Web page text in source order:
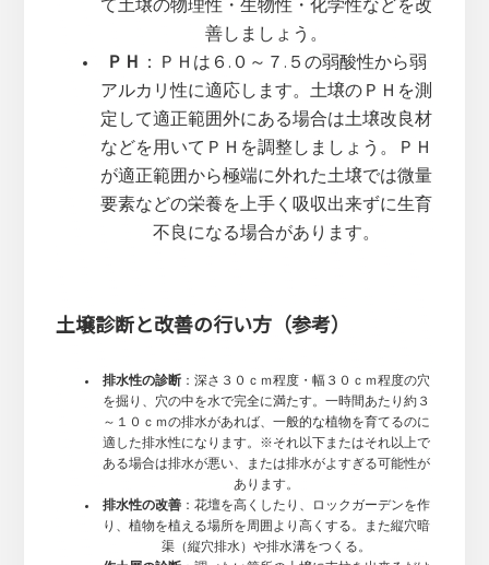
て土壌の物理性・生物性・化学性などを改
善しましょう。
ＰＨ
：ＰＨは６.０～７.５の弱酸性から弱
アルカリ性に適応します。土壌のＰＨを測
定して適正範囲外にある場合は土壌改良材
などを用いてＰＨを調整しましょう。ＰＨ
が適正範囲から極端に外れた土壌では微量
要素などの栄養を上手く吸収出来ずに生育
不良になる場合があります。
土壌診断と改善の行い方（参考）
排水性の診断 ：深さ３０ｃｍ程度・幅３０ｃｍ程度の穴
を掘り、穴の中を水で完全に満たす。一時間あたり約３
～１０ｃｍの排水があれば、一般的な植物を育てるのに
適した排水性になります。※それ以下またはそれ以上で
ある場合は排水が悪い、または排水がよすぎる可能性が
あります。
排水性の改善 ：花壇を高くしたり、ロックガーデンを作
り、植物を植える場所を周囲より高くする。また縦穴暗
渠（縦穴排水）や排水溝をつくる。